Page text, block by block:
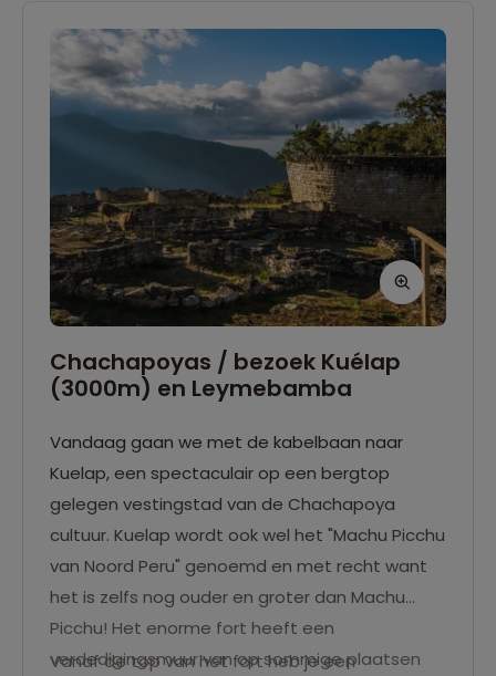
Chachapoyas / bezoek Kuélap
(3000m) en Leymebamba
Vandaag gaan we met de kabelbaan naar
Kuelap, een spectaculair op een bergtop
gelegen vestingstad van de Chachapoya
cultuur. Kuelap wordt ook wel het "Machu Picchu
van Noord Peru" genoemd en met recht want
het is zelfs nog ouder en groter dan Machu
Picchu! Het enorme fort heeft een
verdedigingsmuur van op sommige plaatsen
Vanaf de top van het fort heb je een